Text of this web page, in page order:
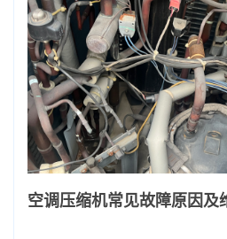
空调压缩机常见故障原因及